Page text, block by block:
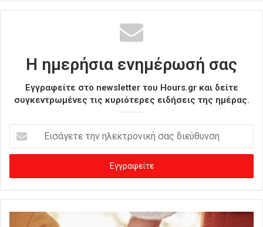
Η ημερήσια ενημέρωσή σας
Εγγραφείτε στο newsletter του Hours.gr και δείτε
συγκεντρωμένες τις κυριότερες ειδήσεις της ημέρας.
σ
γ
ε